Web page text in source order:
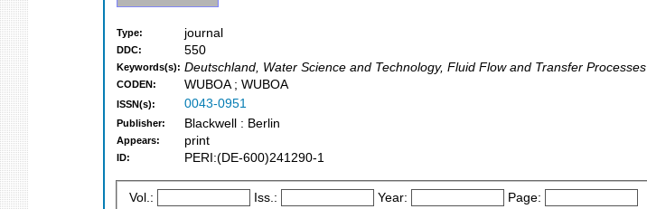
Type: journal
DDC: 550
Keywords(s): Deutschland, Water Science and Technology, Fluid Flow and Transfer Processes
CODEN: WUBOA ; WUBOA
ISSN(s): 0043-0951
Publisher: Blackwell : Berlin
Appears: print
ID: PERI:(DE-600)241290-1
Vol.: Iss.: Year: Page: